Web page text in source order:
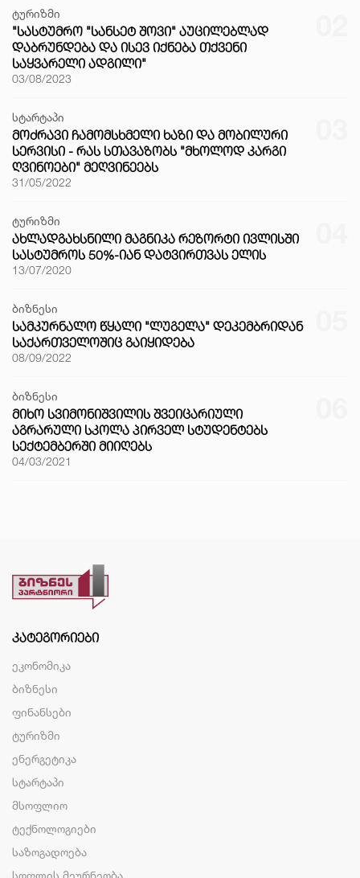
ტურიზმი
"ᲡᲐᲡᲢᲣᲛᲠᲝ "ᲡᲐᲜᲡᲔᲢ ᲨᲝᲕᲘ" ᲐᲣᲪᲘᲚᲔᲑᲚᲐᲓ
ᲓᲐᲑᲠᲣᲜᲓᲔᲑᲐ ᲓᲐ ᲘᲡᲔᲕ ᲘᲥᲜᲔᲑᲐ ᲗᲥᲕᲔᲜᲘ
ᲡᲐᲧᲕᲐᲠᲔᲚᲘ ᲐᲓᲒᲘᲚᲘ"
03/08/2023
სტარტაპი
ᲛᲝᲫᲠᲐᲕᲘ ᲩᲐᲛᲝᲛᲡᲮᲛᲔᲚᲘ ᲮᲐᲖᲘ ᲓᲐ ᲛᲝᲑᲘᲚᲣᲠᲘ
ᲡᲔᲠᲕᲘᲡᲘ - ᲠᲐᲡ ᲡᲗᲐᲕᲐᲖᲝᲑᲡ "ᲛᲮᲝᲚᲝᲓ ᲙᲐᲠᲒᲘ
ᲦᲕᲘᲜᲝᲔᲑᲘ" ᲛᲔᲦᲕᲘᲜᲔᲔᲑᲡ
31/05/2022
ტურიზმი
ᲐᲮᲚᲐᲓᲒᲐᲮᲡᲜᲘᲚᲘ ᲛᲐᲒᲜᲘᲙᲐ ᲠᲔᲖᲝᲠᲢᲘ ᲘᲕᲚᲘᲡᲨᲘ
ᲡᲐᲡᲢᲣᲛᲠᲝᲡ 50%-ᲘᲐᲜ ᲓᲐᲢᲕᲘᲠᲗᲕᲐᲡ ᲔᲚᲘᲡ
13/07/2020
ბიზნესი
ᲡᲐᲛᲙᲣᲠᲜᲐᲚᲝ ᲬᲧᲐᲚᲘ "ᲚᲣᲒᲔᲚᲐ" ᲓᲔᲙᲔᲛᲑᲠᲘᲓᲐᲜ
ᲡᲐᲥᲐᲠᲗᲕᲔᲚᲝᲨᲘᲪ ᲒᲐᲘᲧᲘᲓᲔᲑᲐ
08/09/2022
ბიზნესი
ᲛᲘᲮᲝ ᲡᲕᲘᲛᲝᲜᲘᲨᲕᲘᲚᲘᲡ ᲨᲕᲔᲘᲪᲐᲠᲘᲣᲚᲘ
ᲐᲒᲠᲐᲠᲣᲚᲘ ᲡᲙᲝᲚᲐ ᲞᲘᲠᲕᲔᲚ ᲡᲢᲣᲓᲔᲜᲢᲔᲑᲡ
ᲡᲔᲥᲢᲔᲛᲑᲔᲠᲨᲘ ᲛᲘᲘᲦᲔᲑᲡ
04/03/2021
ᲙᲐᲢᲔᲒᲝᲠᲘᲔᲑᲘ
ეკონომიკა
ბიზნესი
ფინანსები
ტურიზმი
ენერგეტიკა
სტარტაპი
მსოფლიო
ტექნოლოგიები
საზოგადოება
სოფლის მეურნეობა